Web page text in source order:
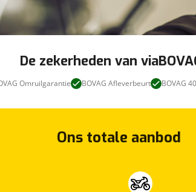
De zekerheden van
Omruilgarantie BOVAG Afleverbeurt BOVAG
Ons totale aanbod